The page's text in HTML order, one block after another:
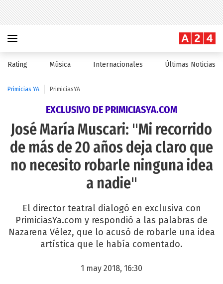
Rating Música Internacionales Últimas Noticias
Primicias YA PrimiciasYA
EXCLUSIVO DE PRIMICIASYA.COM
José María Muscari: "Mi recorrido
de más de 20 años deja claro que
no necesito robarle ninguna idea
a nadie"
El director teatral dialogó en exclusiva con
PrimiciasYa.com y respondió a las palabras de
Nazarena Vélez, que lo acusó de robarle una idea
artística que le había comentado.
1 may 2018, 16:30